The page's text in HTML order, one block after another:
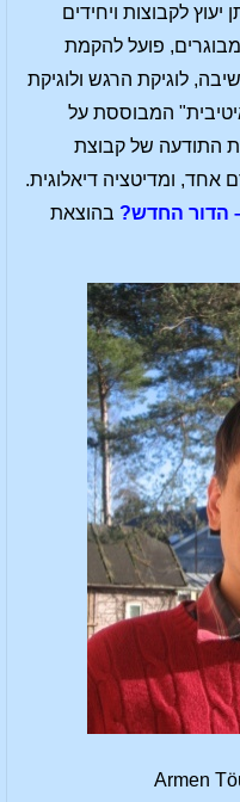
לקבוצות ויחידים
מבוגרים, פועל להקמת
לוגיקת הרגש ולוגיקת
המבוססת על
התודעה של קבוצת
אחד, ומדיטציה דיאלוגית.
– הדור החדש? בהוצאת